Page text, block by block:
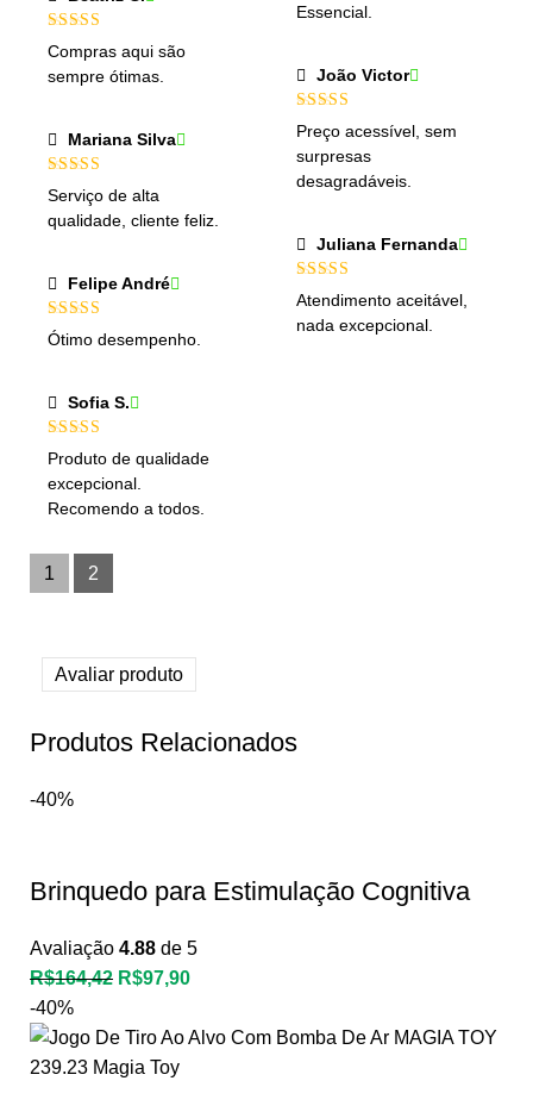
Avaliação
de 5
Compras aqui são
sempre ótimas.
Mariana Silva
Avaliação
de 5
Serviço de alta
qualidade, cliente feliz.
Felipe André
Avaliação
de 5
Ótimo desempenho.
Sofia S.
Avaliação
de 5
Produto de qualidade
excepcional.
Recomendo a todos.
Avaliação
de 5
Essencial.
João Victor
Avaliação
de 5
Preço acessível, sem
surpresas
desagradáveis.
Juliana Fernanda
Avaliação 5
de 5
Atendimento aceitável,
nada excepcional.
1 2
Avaliar produto
Produtos Relacionados
-40%
Brinquedo para Estimulação Cognitiva
Avaliação 4.88 de 5
R$164,42 R$97,90
-40%